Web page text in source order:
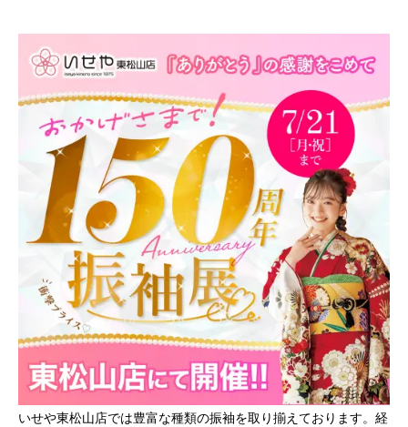
いせや東松山店では豊富な種類の振袖を取り揃えております。経